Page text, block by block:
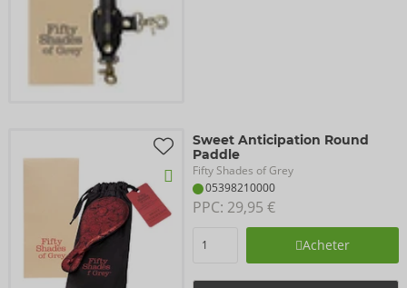
Sweet Anticipation Round
Paddle
Fifty Shades of Grey
05398210000
PPC: 29,95 €
Acheter